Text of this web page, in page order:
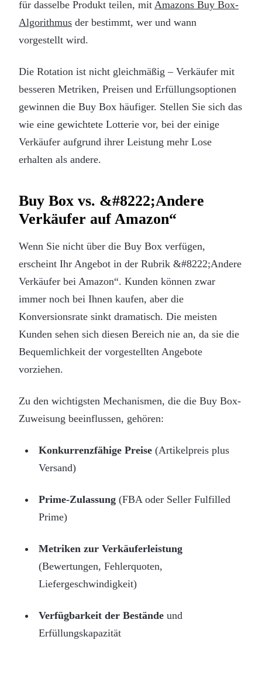
für dasselbe Produkt teilen, mit Amazons Buy Box-
Algorithmus der bestimmt, wer und wann
vorgestellt wird.
Die Rotation ist nicht gleichmäßig – Verkäufer mit
besseren Metriken, Preisen und Erfüllungsoptionen
gewinnen die Buy Box häufiger. Stellen Sie sich das
wie eine gewichtete Lotterie vor, bei der einige
Verkäufer aufgrund ihrer Leistung mehr Lose
erhalten als andere.
Buy Box vs. &#8222;Andere
Verkäufer auf Amazon“
Wenn Sie nicht über die Buy Box verfügen,
erscheint Ihr Angebot in der Rubrik &#8222;Andere
Verkäufer bei Amazon“. Kunden können zwar
immer noch bei Ihnen kaufen, aber die
Konversionsrate sinkt dramatisch. Die meisten
Kunden sehen sich diesen Bereich nie an, da sie die
Bequemlichkeit der vorgestellten Angebote
vorziehen.
Zu den wichtigsten Mechanismen, die die Buy Box-
Zuweisung beeinflussen, gehören:
Konkurrenzfähige Preise(Artikelpreis plus
Versand)
Prime-Zulassung(FBA oder Seller Fulfilled
Prime)
Metriken zur Verkäuferleistung
(Bewertungen, Fehlerquoten,
Liefergeschwindigkeit)
Verfügbarkeit der Beständeund
Erfüllungskapazität